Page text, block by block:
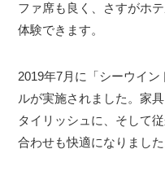
ファ席も良く、さすがホ
体験できます。
2019年7月に「シーウイ
ルが実施されました。家
タイリッシュに、そして
合わせも快適になりまし